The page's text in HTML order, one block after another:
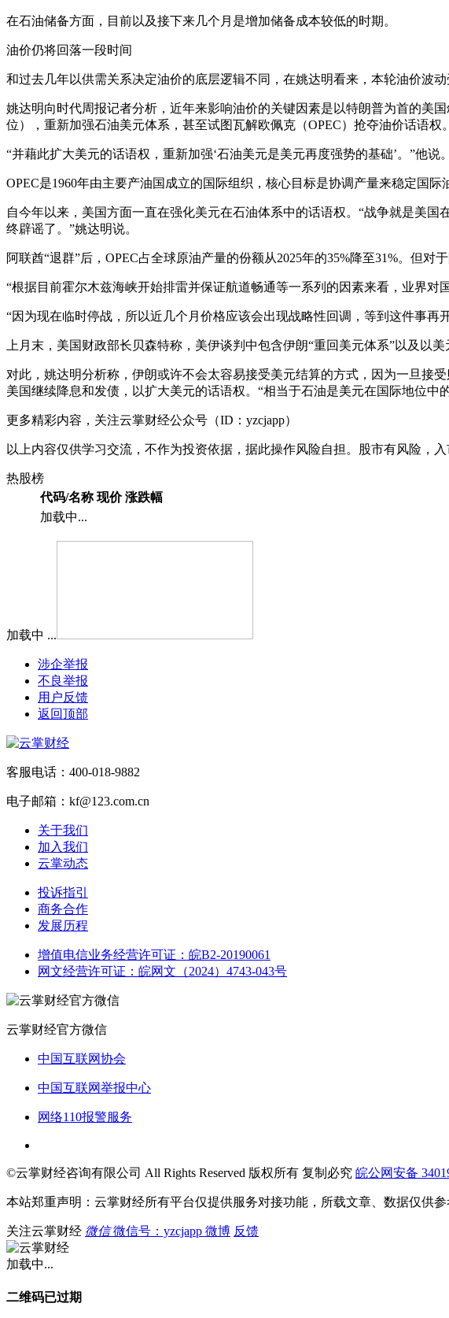
在石油储备方面，目前以及接下来几个月是增加储备成本较低的时期。
油价仍将回落一段时间
和过去几年以供需关系决定油价的底层逻辑不同，在姚达明看来，本轮油价波动
姚达明向时代周报记者分析，近年来影响油价的关键因素是以特朗普为首的美
位），重新加强石油美元体系，甚至试图瓦解欧佩克（OPEC）抢夺油价话语权。
“并藉此扩大美元的话语权，重新加强‘石油美元是美元再度强势的基础’。”他说。
OPEC是1960年由主要产油国成立的国际组织，核心目标是协调产量来稳定国际
自今年以来，美国方面一直在强化美元在石油体系中的话语权。“战争就是美
终辟谣了。”姚达明说。
阿联酋“退群”后，OPEC占全球原油产量的份额从2025年的35%降至31%。但
“根据目前霍尔木兹海峡开始排雷并保证航道畅通等一系列的因素来看，业界
“因为现在临时停战，所以近几个月价格应该会出现战略性回调，等到这件事再
上月末，美国财政部长贝森特称，美伊谈判中包含伊朗“重回美元体系”以及以美
对此，姚达明分析称，伊朗或许不会太容易接受美元结算的方式，因为一旦接
美国继续降息和发债，以扩大美元的话语权。“相当于石油是美元在国际地位中
更多精彩内容，关注云掌财经公众号（ID：yzcjapp）
以上内容仅供学习交流，不作为投资依据，据此操作风险自担。股市有风险，入
热股榜
代码/名称 现价 涨跌幅
加载中...
加载中 ...
涉企举报
不良举报
用户反馈
返回顶部
客服电话：400-018-9882
电子邮箱：kf@123.com.cn
关于我们
加入我们
云掌动态
投诉指引
商务合作
发展历程
增值电信业务经营许可证：皖B2-20190061
网文经营许可证：皖网文（2024）4743-043号
云掌财经官方微信
中国互联网协会
中国互联网举报中心
网络110报警服务
©云掌财经咨询有限公司 All Rights Reserved 版权所有 复制必究 皖公网安备
本站郑重声明：云掌财经所有平台仅提供服务对接功能，所载文章、数据仅供
关注云掌财经 微信 微信号：yzcjapp 微博 反馈
加载中...
二维码已过期